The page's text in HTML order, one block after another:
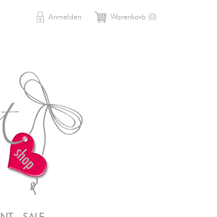
 Anmelden shopping_cart Warenkorb (0)